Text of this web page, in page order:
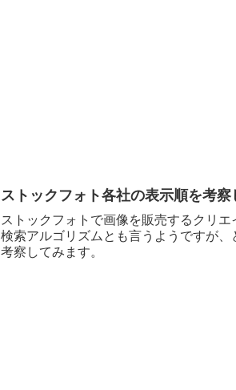
ストックフォト各社の表示順を考察
ストックフォトで画像を販売するクリ
検索アルゴリズムとも言うようですが
考察してみます。